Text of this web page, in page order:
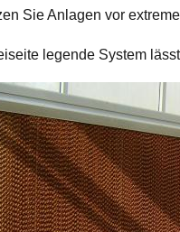
Sie Anlagen vor
legende System